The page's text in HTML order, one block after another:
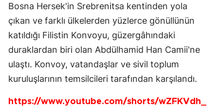
Bosna Hersek'in Srebrenitsa kentinden yola
çıkan ve farklı ülkelerden yüzlerce gönüllünün
katıldığı Filistin Konvoyu, güzergâhındaki
duraklardan biri olan Abdülhamid Han Camii'ne
ulaştı. Konvoy, vatandaşlar ve sivil toplum
kuruluşlarının temsilcileri tarafından karşılandı.
https://www.youtube.com/shorts/wZFKVdh_